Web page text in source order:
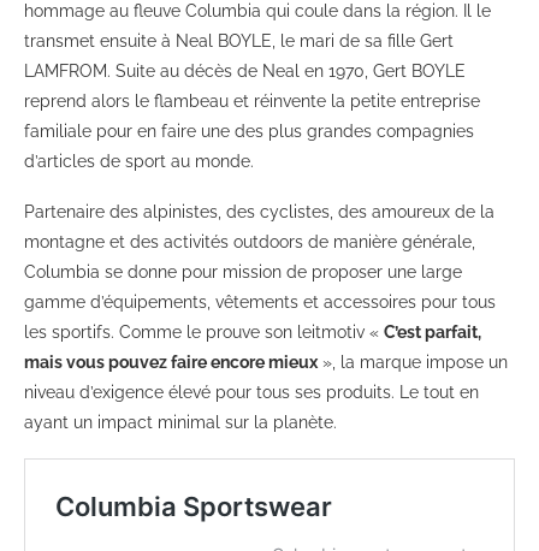
hommage au fleuve Columbia qui coule dans la région. Il le
transmet ensuite à Neal BOYLE, le mari de sa fille Gert
LAMFROM. Suite au décès de Neal en 1970, Gert BOYLE
reprend alors le flambeau et réinvente la petite entreprise
familiale pour en faire une des plus grandes compagnies
d’articles de sport au monde.
Partenaire des alpinistes, des cyclistes, des amoureux de la
montagne et des activités outdoors de manière générale,
Columbia se donne pour mission de proposer une large
gamme d’équipements, vêtements et accessoires pour tous
les sportifs. Comme le prouve son leitmotiv « C’est parfait,
mais vous pouvez faire encore mieux», la marque impose un
niveau d’exigence élevé pour tous ses produits. Le tout en
ayant un impact minimal sur la planète.